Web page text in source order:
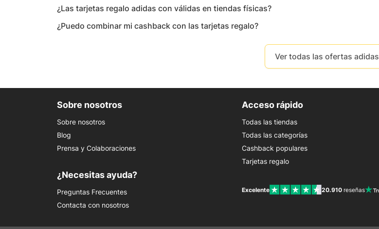
¿Las tarjetas regalo adidas con válidas en tiendas físicas?
¿Puedo combinar mi cashback con las tarjetas regalo?
Ver todas las ofertas adidas
Sobre nosotros
Sobre nosotros
Blog
Prensa y Colaboraciones
¿Necesitas ayuda?
Preguntas Frecuentes
Contacta con nosotros
Acceso rápido
Todas las tiendas
Todas las categorías
Cashback populares
Tarjetas regalo
Excelente 20.910 reseñas